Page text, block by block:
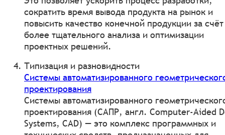
сократить время вывода продукта на рынок и
повысить качество конечной продукции за счёт
более тщательного анализа и оптимизации
проектных решений.
Типизация и разновидности
Системы автоматизированного
проектирования
Системы автоматизированного
проектирования (САПР, англ. Computer-Aided
Systems, CAD) — это комплекс программных и